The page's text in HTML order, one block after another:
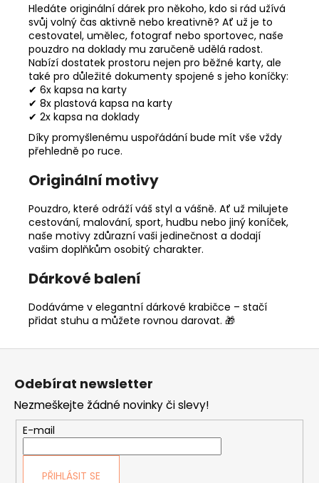
Hledáte originální dárek pro někoho, kdo si rád užívá
svůj volný čas aktivně nebo kreativně? Ať už je to
cestovatel, umělec, fotograf nebo sportovec, naše
pouzdro na doklady mu zaručeně udělá radost.
Nabízí dostatek prostoru nejen pro běžné karty, ale
také pro důležité dokumenty spojené s jeho koníčky:
✔ 6x kapsa na karty
✔ 8x plastová kapsa na karty
✔ 2x kapsa na doklady
Díky promyšlenému uspořádání bude mít vše vždy
přehledně po ruce.
Originální motivy
Pouzdro, které odráží váš styl a vášně. Ať už milujete
cestování, malování, sport, hudbu nebo jiný koníček,
naše motivy zdůrazní vaši jedinečnost a dodají
vašim doplňkům osobitý charakter.
Dárkové balení
Dodáváme v elegantní dárkové krabičce – stačí
přidat stuhu a můžete rovnou darovat. 🎁
Z
Odebírat newsletter
Nezmeškejte žádné novinky či slevy!
E-mail
PŘIHLÁSIT SE